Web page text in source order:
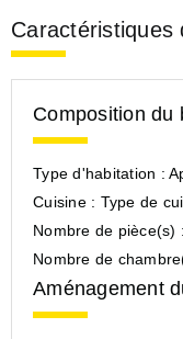
Caractéristiques
Composition du
Type d'habitation :
Cuisine : Type de
Nombre de
Nombre de
Aménagement